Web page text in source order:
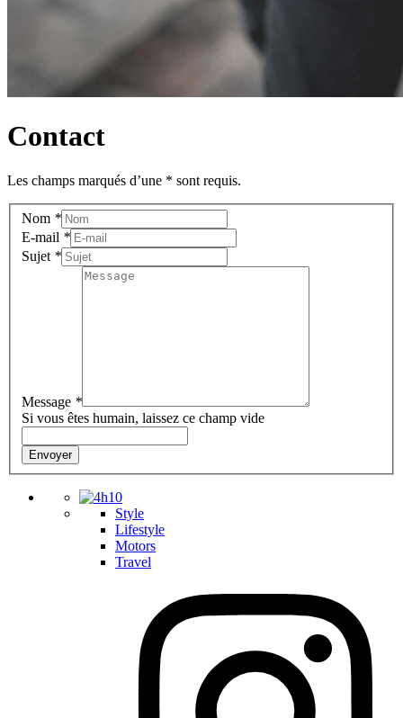
Contact
Les champs marqués d’une * sont requis.
Nom *
E-mail *
Sujet *
Message *
Si vous êtes humain, laissez ce champ vide
Envoyer
Style
Lifestyle
Motors
Travel